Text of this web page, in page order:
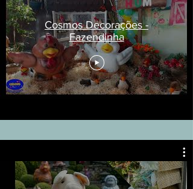
Cosmos Decorações -
Fazendinha